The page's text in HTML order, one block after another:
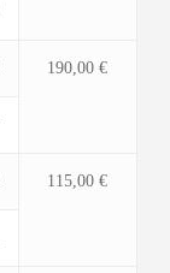
190,00 €
115,00 €